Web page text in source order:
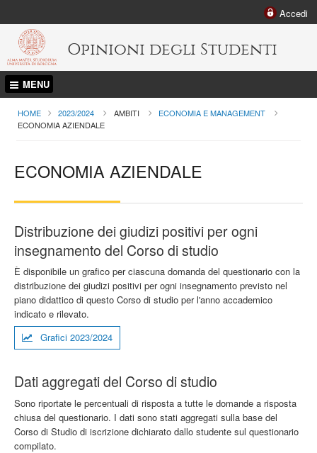
Accedi
Opinioni degli Studenti
MENU
HOME 2023/2024 AMBITI
ECONOMIA E MANAGEMENT
CURRENT:
ECONOMIA AZIENDALE
ECONOMIA AZIENDALE
Distribuzione dei giudizi positivi per ogni
insegnamento del Corso di studio
È disponibile un grafico per ciascuna domanda del questionario con la
distribuzione dei giudizi positivi per ogni insegnamento previsto nel
piano didattico di questo Corso di studio per l'anno accademico
indicato e rilevato.
Grafici 2023/2024
Dati aggregati del Corso di studio
Sono riportate le percentuali di risposta a tutte le domande a risposta
chiusa del questionario. I dati sono stati aggregati sulla base del
Corso di Studio di iscrizione dichiarato dallo studente sul questionario
compilato.